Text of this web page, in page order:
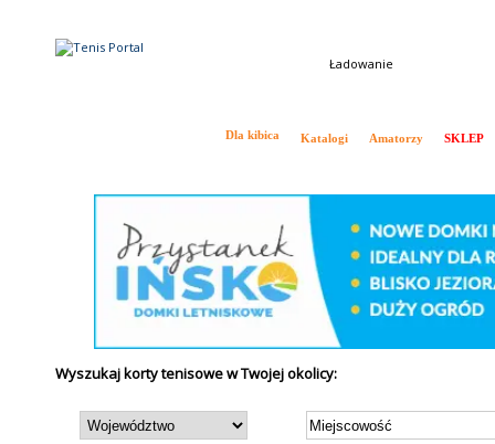
Ładowanie
Dla kibica Katalogi Amatorzy SKLEP
Wyszukaj korty tenisowe w Twojej okolicy: